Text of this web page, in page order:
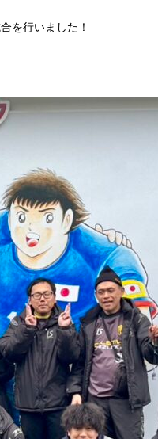
を行いました！